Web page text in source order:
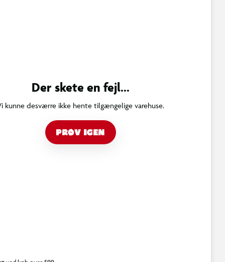
Der skete en fejl...
kunne desværre ikke hente tilgængelige varehuse.
PRØV IGEN